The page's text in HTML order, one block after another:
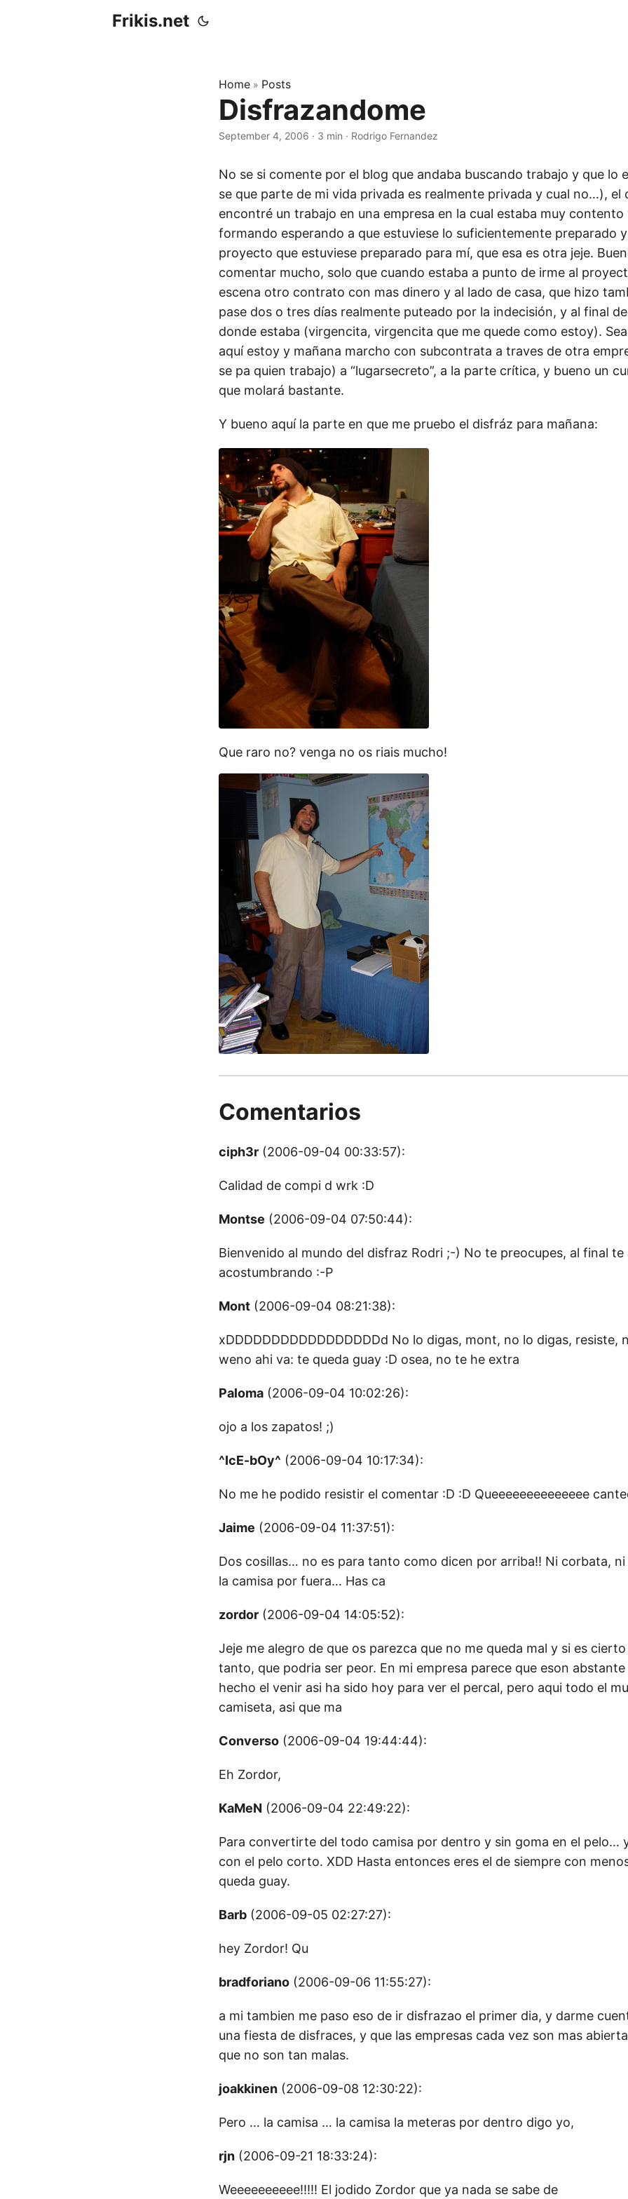
Frikis.net
Home » Posts
Disfrazandome
September 4, 2006 · 3 min · Rodrigo Fernandez
No se si comente por el blog que andaba buscando trabajo y que lo
se que parte de mi vida privada es realmente privada y cual no…), el
encontré un trabajo en una empresa en la cual estaba muy contento
formando esperando a que estuviese lo suficientemente preparado
proyecto que estuviese preparado para mí, que esa es otra jeje.
comentar mucho, solo que cuando estaba a punto de irme al
escena otro contrato con mas dinero y al lado de casa, que hizo
pase dos o tres días realmente puteado por la indecisión, y al final
donde estaba (virgencita, virgencita que me quede como estoy).
aquí estoy y mañana marcho con subcontrata a traves de otra
se pa quien trabajo) a “lugarsecreto”, a la parte crítica, y bueno un
que molará bastante.
Y bueno aquí la parte en que me pruebo el disfráz para mañana:
Que raro no? venga no os riais mucho!
Comentarios
ciph3r (2006-09-04 00:33:57):
Calidad de compi d wrk :D
Montse (2006-09-04 07:50:44):
Bienvenido al mundo del disfraz Rodri ;-) No te preocupes, al final te
acostumbrando :-P
Mont (2006-09-04 08:21:38):
xDDDDDDDDDDDDDDDDDd No lo digas, mont, no lo digas, resiste,
weno ahi va: te queda guay :D osea, no te he extra
Paloma (2006-09-04 10:02:26):
ojo a los zapatos! ;)
^IcE-bOy^ (2006-09-04 10:17:34):
No me he podido resistir el comentar :D :D Queeeeeeeeeeeeee
Jaime (2006-09-04 11:37:51):
Dos cosillas… no es para tanto como dicen por arriba!! Ni corbata,
la camisa por fuera… Has ca
zordor (2006-09-04 14:05:52):
Jeje me alegro de que os parezca que no me queda mal y si es
tanto, que podria ser peor. En mi empresa parece que eson
hecho el venir asi ha sido hoy para ver el percal, pero aqui todo el
camiseta, asi que ma
Converso (2006-09-04 19:44:44):
Eh Zordor,
KaMeN (2006-09-04 22:49:22):
Para convertirte del todo camisa por dentro y sin goma en el pelo…
con el pelo corto. XDD Hasta entonces eres el de siempre con
queda guay.
Barb (2006-09-05 02:27:27):
hey Zordor! Qu
bradforiano (2006-09-06 11:55:27):
a mi tambien me paso eso de ir disfrazao el primer dia, y darme
una fiesta de disfraces, y que las empresas cada vez son mas
que no son tan malas.
joakkinen (2006-09-08 12:30:22):
Pero … la camisa … la camisa la meteras por dentro digo yo,
rjn (2006-09-21 18:33:24):
Weeeeeeeeee!!!!! El jodido Zordor que ya nada se sabe de